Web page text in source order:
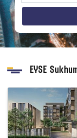
strain-station
EYSE